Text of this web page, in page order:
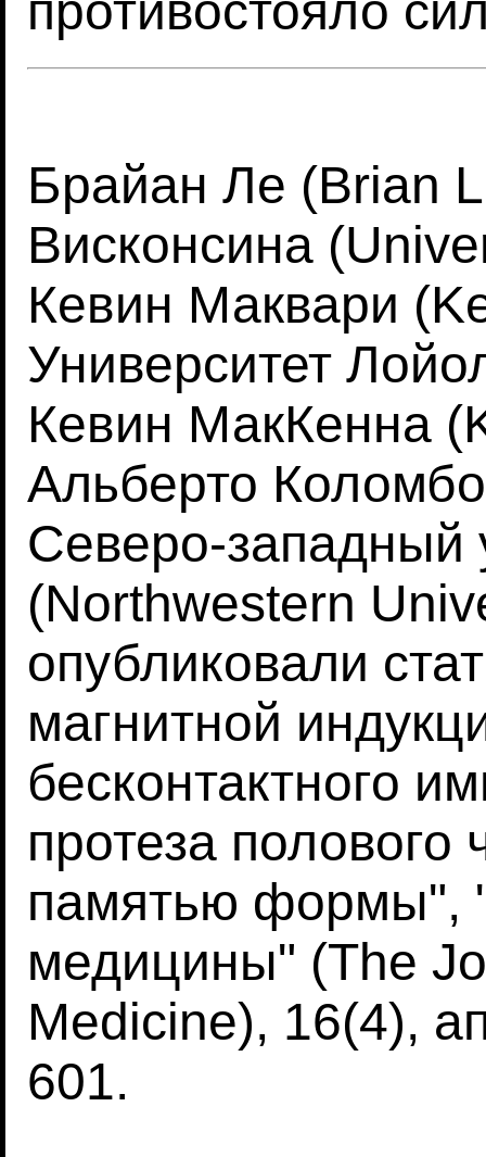
Брайан Ле (Brian
Висконсина
Кевин Маквари
Университет
Кевин МакКенна
Альберто
Северо-западный
(Northwestern
опубликовали
магнитной
бесконтактного
протеза полового
памятью формы",
медицины" (The
Medicine), 16(4),
601.